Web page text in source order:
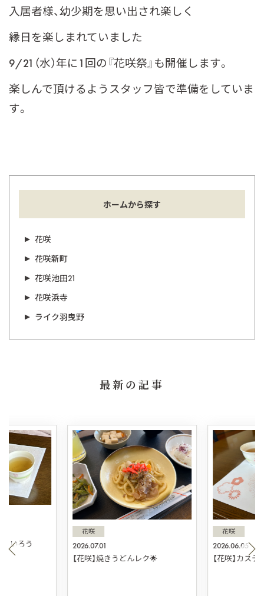
入居者様、幼少期を思い出され楽しく
縁日を楽しまれていました
9/21（水）年に1回の『花咲祭』も開催します。
楽しんで頂けるようスタッフ皆で準備をしていま
す。
ホームから探す
花咲
花咲新町
花咲池田21
花咲浜寺
ライク羽曳野
最新の記事
ういろう 2026.07.01
花咲
【花咲】焼きうどんレク🌟
2026.06.05
花咲
【花咲】カス